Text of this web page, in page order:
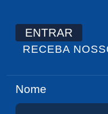
ENTRAR
RECEBA
Nome